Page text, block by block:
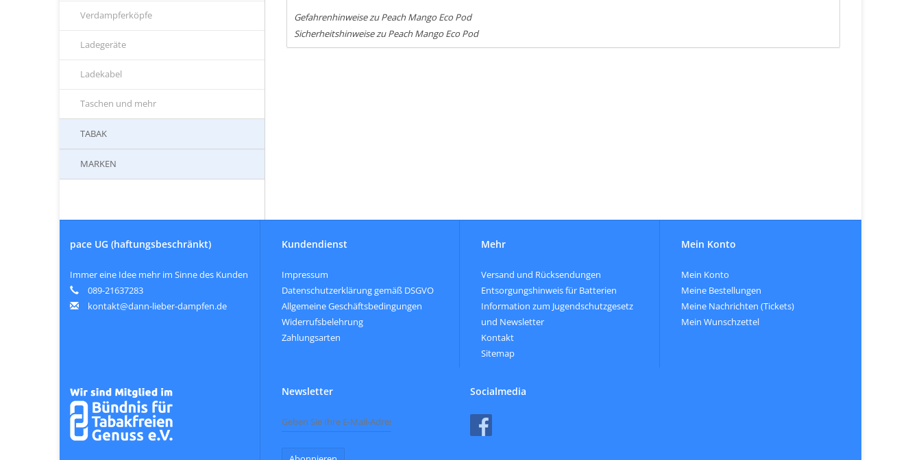
Verdampferköpfe
Ladegeräte
Ladekabel
Taschen und mehr
TABAK
MARKEN
Gefahrenhinweise zu Peach Mango Eco Pod
Sicherheitshinweise zu Peach Mango Eco Pod
pace UG (haftungsbeschränkt)
Immer eine Idee mehr im Sinne des Kunden
089-21637283
kontakt@dann-lieber-dampfen.de
Kundendienst
Impressum
Datenschutzerklärung gemäß DSGVO
Allgemeine Geschäftsbedingungen
Widerrufsbelehrung
Zahlungsarten
Mehr
Versand und Rücksendungen
Entsorgungshinweis für Batterien
Information zum Jugendschutzgesetz
und Newsletter
Kontakt
Sitemap
Mein Konto
Mein Konto
Meine Bestellungen
Meine Nachrichten (Tickets)
Mein Wunschzettel
Newsletter Socialmedia